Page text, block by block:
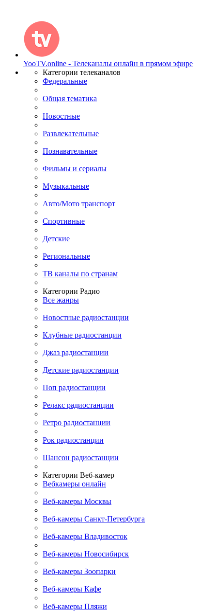
YooTV.online - Телеканалы онлайн в прямом эфире
Категории телеканалов
Федеральные
Общая тематика
Новостные
Развлекательные
Познавательные
Фильмы и сериалы
Музыкальные
Авто/Мото транспорт
Спортивные
Детские
Региональные
ТВ каналы по странам
Категории Радио
Все жанры
Новостные радиостанции
Клубные радиостанции
Джаз радиостанции
Детские радиостанции
Поп радиостанции
Релакс радиостанции
Ретро радиостанции
Рок радиостанции
Шансон радиостанции
Категории Веб-камер
Вебкамеры онлайн
Веб-камеры Москвы
Веб-камеры Санкт-Петербурга
Веб-камеры Владивосток
Веб-камеры Новосибирск
Веб-камеры Зоопарки
Веб-камеры Кафе
Веб-камеры Пляжи